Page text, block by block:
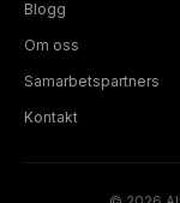
Blogg
Om oss
Samarbetspartners
Kontakt